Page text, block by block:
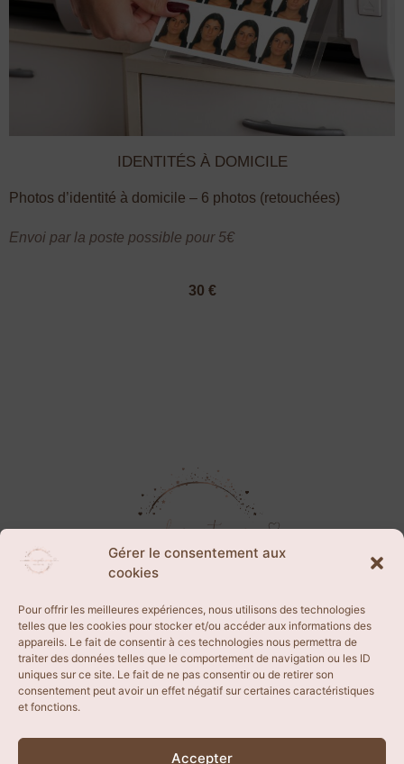
Gérer le consentement aux
cookies
Pour offrir les meilleures expériences, nous utilisons des technologies
telles que les cookies pour stocker et/ou accéder aux informations des
appareils. Le fait de consentir à ces technologies nous permettra de
traiter des données telles que le comportement de navigation ou les ID
uniques sur ce site. Le fait de ne pas consentir ou de retirer son
consentement peut avoir un effet négatif sur certaines caractéristiques
et fonctions.
Accepter
IDENTITÉS À DOMICILE
Photos d’identité à domicile – 6 photos (retouchées)
Envoi par la poste possible pour 5€
30 €
CGV